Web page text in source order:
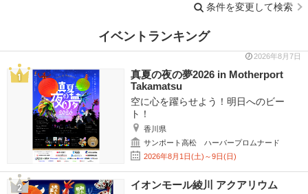
条件を変更して検索
イベントランキング
2026年8月7日
真夏の夜の夢2026 in Motherport
Takamatsu
空に心を躍らせよう！明日へのビー
ト！
香川県
サンポート高松 ハーバープロムナード
2026年8月1日(土)～9日(日)
イオンモール綾川 アクアリウム